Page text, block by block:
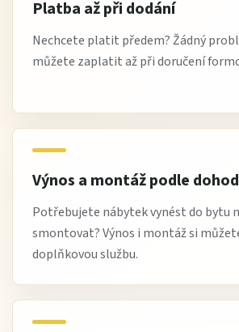
Platba až při dodání
Nechcete platit předem? Žádný
můžete zaplatit až při doručení
Výnos a montáž podle
Potřebujete nábytek vynést do bytu
smontovat? Výnos i montáž si
doplňkovou službu.